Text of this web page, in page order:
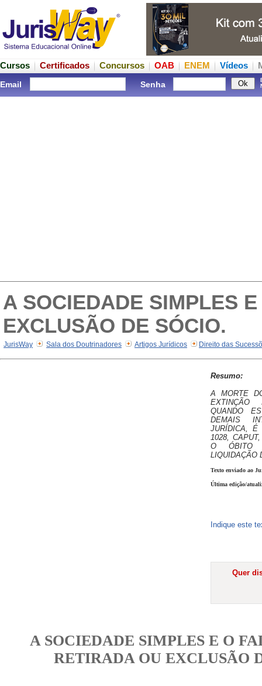
Cursos Certificados Concursos OAB ENEM Vídeos
Email Senha
A SOCIEDADE SIMPLES
EXCLUSÃO DE SÓCIO.
JurisWay Sala dos Doutrinadores Artigos Jurídicos Direito das
Resumo:
A MORTE
EXTINÇÃO
QUANDO
DEMAIS
JURÍDICA, É
1028,
O ÓBITO
LIQUIDAÇÃO
Texto enviado ao
Última edição/
Indique este
Quer
A SOCIEDADE SIMPLES E O
RETIRADA OU EXCLUSÃO